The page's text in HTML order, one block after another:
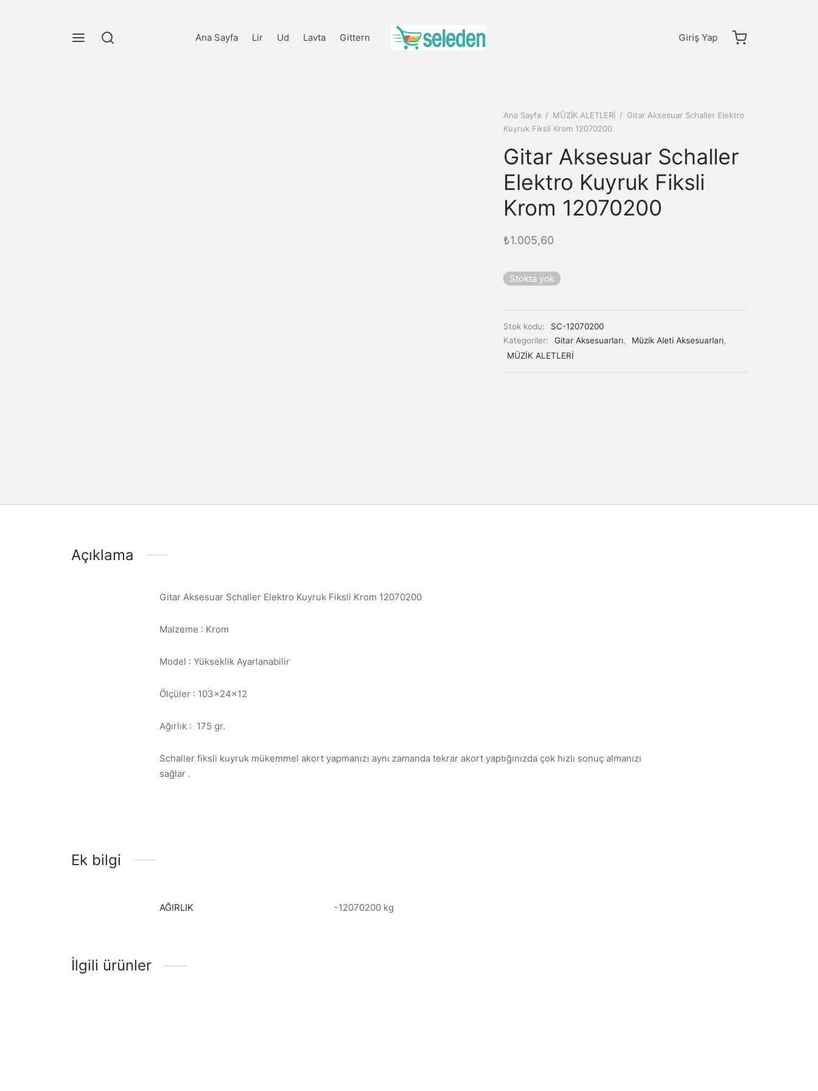
Ana Sayfa Lir Ud Lavta Gittern Giriş Yap
Ana Sayfa / MÜZİK ALETLERİ / Gitar Aksesuar Schaller Elektro
Kuyruk Fiksli Krom 12070200
Gitar Aksesuar Schaller
Elektro Kuyruk Fiksli
Krom 12070200
₺1.005,60
Stokta yok
Stok kodu:
SC-12070200
Kategoriler:
Gitar Aksesuarları, Müzik Aleti Aksesuarları,
MÜZİK ALETLERİ
Açıklama
Gitar Aksesuar Schaller Elektro Kuyruk Fiksli Krom 12070200
Malzeme : Krom
Model : Yükseklik Ayarlanabilir
Ölçüler : 103x24x12
Ağırlık : 175 gr.
Schaller fiksli kuyruk mükemmel akort yapmanızı aynı zamanda tekrar akort yaptığınızda çok hızlı sonuç almanızı
sağlar .
Ek bilgi
AĞIRLIK -12070200 kg
İlgili ürünler